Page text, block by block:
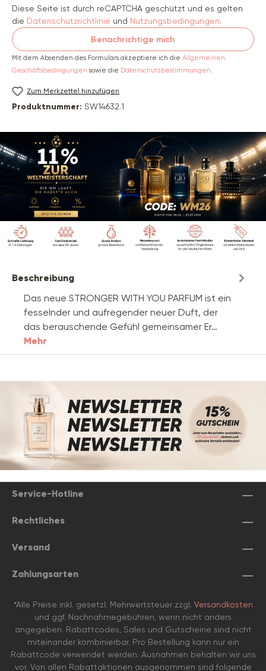
Diese Seite ist durch reCAPTCHA geschützt und es gelten
die Datenschutzrichtlinie und Nutzungsbedingungen.
Benachrichtige mich
Mit dem Absenden des Formulars akzeptiere ich die Allgemeinen
Geschäftsbedingungen sowie die Datenschutzbestimmungen.
Zum Merkzettel hinzufügen
Produktnummer: SW14632.1
Beschreibung
Das neue STRONGER WITH YOU PARFUM ist ein
fesselnder und aufregender neuer Duft, der
das berauschende Gefühl gemeinsamer Er…
Mehr
Service-Hotline
Rechtliches
Versand
Zahlungsarten
*Alle Preise inkl. gesetzl. Mehrwertsteuer zzgl. Versandkosten
und ggf. Nachnahmegebühren, wenn nicht anders
angegeben. Rabattcodes, Sales und Gutscheine sind nicht
miteinander kombinierbar. Pro Bestellung kann nur ein
Rabattcode verwendet werden. Ausnahmen behalten wir uns
vor. Von allen Rabattaktionen ausgenommen sind folgende